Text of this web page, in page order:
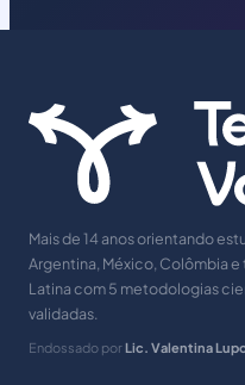
Mais de 14 anos orientando
Argentina, México, Colômbia e
Latina com 5 metodologias
validadas.
Endossado por Lic. Valentina